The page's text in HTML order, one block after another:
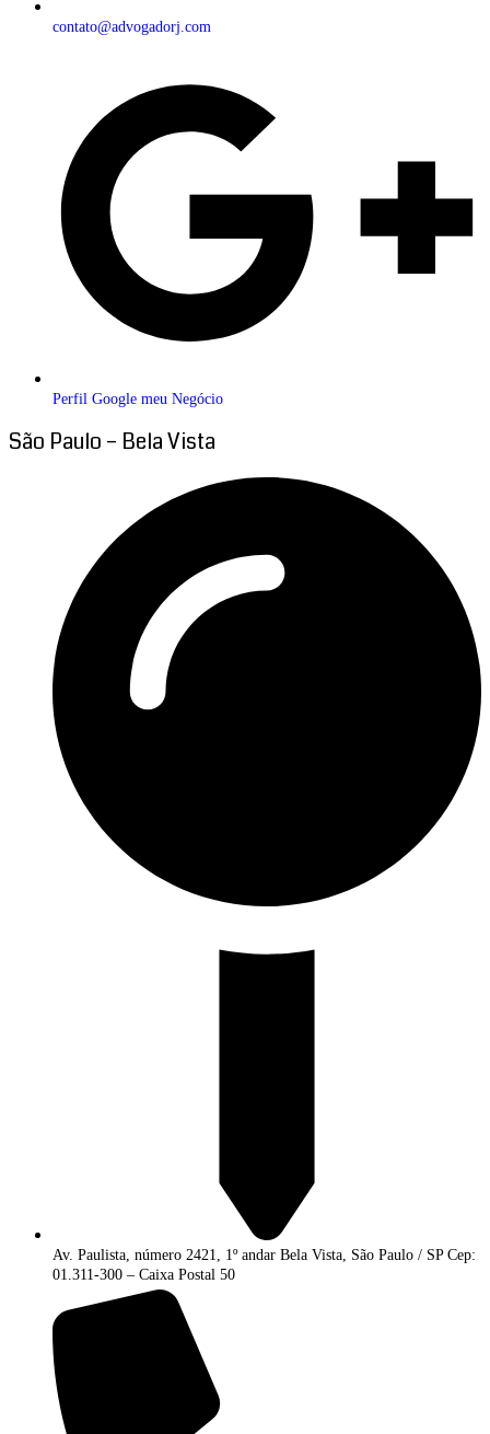
contato@advogadorj.com
Perfil Google meu Negócio
São Paulo – Bela Vista
Av. Paulista, número 2421, 1º andar Bela Vista, São Paulo / SP Cep:
01.311-300 – Caixa Postal 50